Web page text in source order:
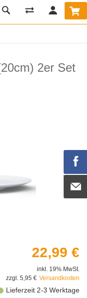
2er Set
22,99 €
inkl. 19% MwSt.
zzgl. 5,95 € Versandkosten
Lieferzeit 2-3 Werktage